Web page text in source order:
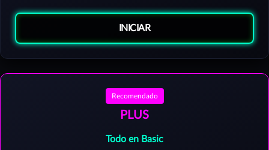
INICIAR
Recomendado
PLUS
Todo en Basic